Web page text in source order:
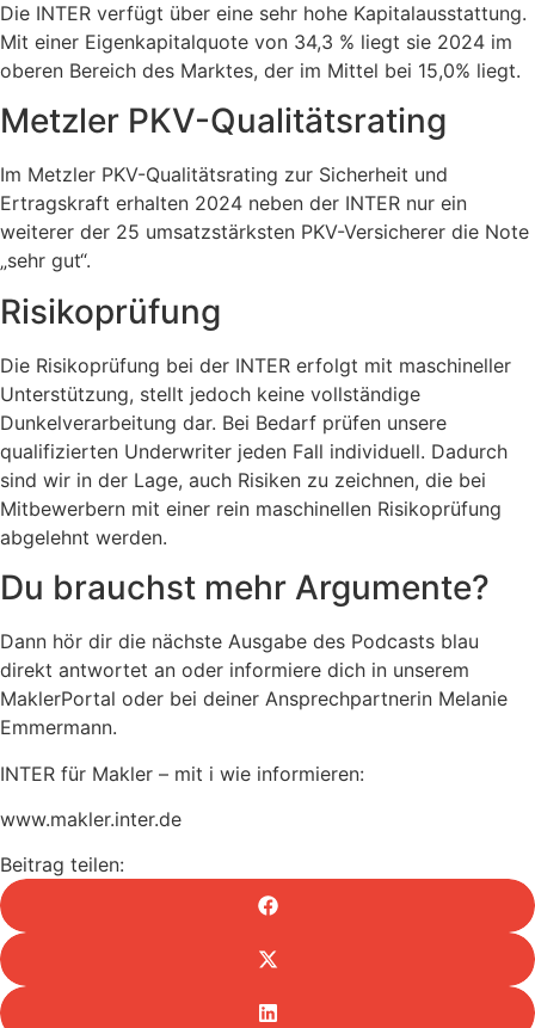
Die INTER verfügt über eine sehr hohe Kapitalausstattung.
Mit einer Eigenkapitalquote von 34,3 % liegt sie 2024 im
oberen Bereich des Marktes, der im Mittel bei 15,0% liegt.
Metzler PKV-Qualitätsrating
Im Metzler PKV-Qualitätsrating zur Sicherheit und
Ertragskraft erhalten 2024 neben der INTER nur ein
weiterer der 25 umsatzstärksten PKV-Versicherer die Note
„sehr gut“.
Risikoprüfung
Die Risikoprüfung bei der INTER erfolgt mit maschineller
Unterstützung, stellt jedoch keine vollständige
Dunkelverarbeitung dar. Bei Bedarf prüfen unsere
qualifizierten Underwriter jeden Fall individuell. Dadurch
sind wir in der Lage, auch Risiken zu zeichnen, die bei
Mitbewerbern mit einer rein maschinellen Risikoprüfung
abgelehnt werden.
Du brauchst mehr Argumente?
Dann hör dir die nächste Ausgabe des Podcasts blau
direkt antwortet an oder informiere dich in unserem
MaklerPortal oder bei deiner Ansprechpartnerin Melanie
Emmermann.
INTER für Makler – mit i wie informieren:
www.makler.inter.de
Beitrag teilen: